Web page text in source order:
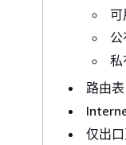
可
公
私
路由表
仅出